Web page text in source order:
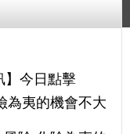
】今日點擊
為夷的機會不大